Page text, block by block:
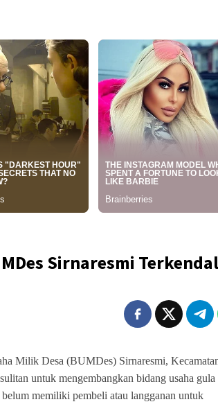
Sirnaresmi
Milik Desa (BUMDes) Sirnaresmi,
untuk mengembangkan bidang usaha gula
memiliki pembeli atau langganan untuk